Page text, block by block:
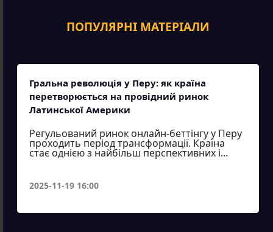
ПОПУЛЯРНІ МАТЕРІАЛИ
Гральна революція у Перу: як країна
перетворюється на провідний ринок
Латинської Америки
Регульований ринок онлайн-беттінгу у Перу
проходить період трансформації. Країна
стає однією з найбільш перспективних і...
2025-11-19 16:00